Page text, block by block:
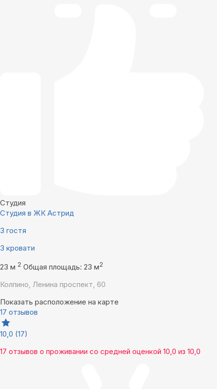
Студия
Студия в ЖК Астрид
3 гостя
3 кровати
23 м 2 Общая площадь: 23 м2
Колпино, Ленина проспект, 60
Показать расположение на карте
17 отзывов
10,0 (17)
17 отзывов о проживании со средней оценкой 10,0 из 10,0